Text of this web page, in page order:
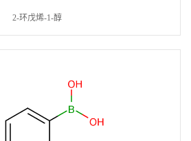
2-环戊烯-1-醇